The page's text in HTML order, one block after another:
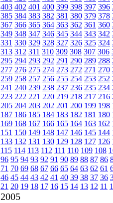
403 402 401 400 399 398 397 396
385 384 383 382 381 380 379 378
367 366 365 364 363 362 361 360
349 348 347 346 345 344 343 342
331 330 329 328 327 326 325 324
313 312 311 310 309 308 307 306
295 294 293 292 291 290 289 288
277 276 275 274 273 272 271 270
259 258 257 256 255 254 253 252
241 240 239 238 237 236 235 234
223 222 221 220 219 218 217 216
205 204 203 202 201 200 199 198
187 186 185 184 183 182 181 180
169 168 167 166 165 164 163 162
151 150 149 148 147 146 145 144
133 132 131 130 129 128 127 126
115 114 113 112 111 110 109 108
96 95 94 93 92 91 90 89 88 87 86
71 70 69 68 67 66 65 64 63 62 61
46 45 44 43 42 41 40 39 38 37 36
21 20 19 18 17 16 15 14 13 12 11
2005